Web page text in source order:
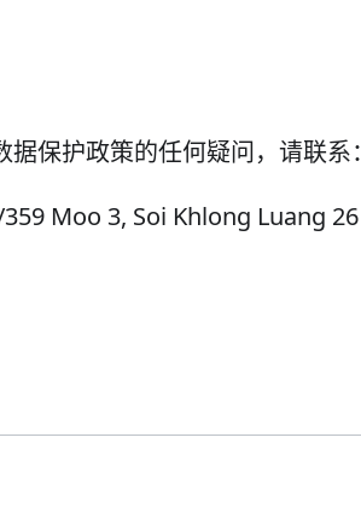
保护政策的任何疑问，请联系：
Moo 3, Soi Khlong Luang 26